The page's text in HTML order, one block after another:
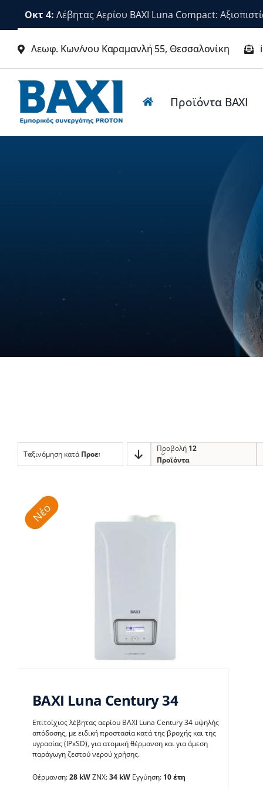
Μετάβαση
περιεχόμενο
Οκτ 4: Λέβητας Αερίου BAXI Luna Compact:
Λεωφ. Κων/νου Καραμανλή 55, Θεσσαλονίκη
Προϊόντα BΑΧΙ
Ταξινόμηση κατάΠροεπιλεγμένη Ταξινόμηση
Προβολή 12
Προϊόντα
Νέο
BAXI Luna Century 34
Λέβητες με άμεση παραγωγή ΖΝX
BAXI Luna Century 34
Επιτοίχιος λέβητας αερίου BAXI Luna Century 34 υψηλής
απόδοσης, με ειδική προστασία κατά της βροχής και της
υγρασίας (IPxSD), για ατομική θέρμανση και για άμεση
παράγωγη ζεστού νερού χρήσης.
Θέρμανση:28 kWΖΝΧ:34 kWΕγγύηση: 10 έτη